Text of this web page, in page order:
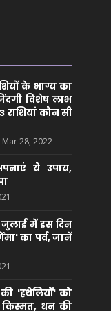
के भाग्य का
विशेष लाभ
कौन सीं
Mar 28, 2022
ये उपाय,
में इस दिन
का पर्व, जानें
'हथेलियों' को
धन की